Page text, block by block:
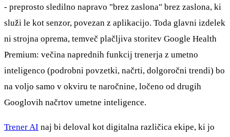
- preprosto sledilno napravo "brez zaslona" brez zaslona, ki
služi le kot senzor, povezan z aplikacijo. Toda glavni izdelek
ni strojna oprema, temveč plačljiva storitev Google Health
Premium: večina naprednih funkcij trenerja z umetno
inteligenco (podrobni povzetki, načrti, dolgoročni trendi) bo
na voljo samo v okviru te naročnine, ločeno od drugih
Googlovih načrtov umetne inteligence.
Trener AI naj bi deloval kot digitalna različica ekipe, ki jo